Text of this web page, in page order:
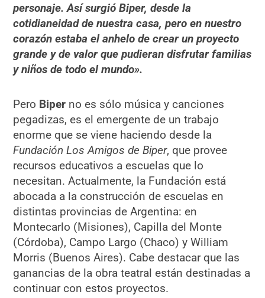
personaje. Así surgió Biper, desde la
cotidianeidad de nuestra casa, pero en nuestro
corazón estaba el anhelo de crear un proyecto
grande y de valor que pudieran disfrutar familias
y niños de todo el mundo».
Pero Biper no es sólo música y canciones
pegadizas, es el emergente de un trabajo
enorme que se viene haciendo desde la
Fundación Los Amigos de Biper, que provee
recursos educativos a escuelas que lo
necesitan. Actualmente, la Fundación está
abocada a la construcción de escuelas en
distintas provincias de Argentina: en
Montecarlo (Misiones), Capilla del Monte
(Córdoba), Campo Largo (Chaco) y William
Morris (Buenos Aires). Cabe destacar que las
ganancias de la obra teatral están destinadas a
continuar con estos proyectos.